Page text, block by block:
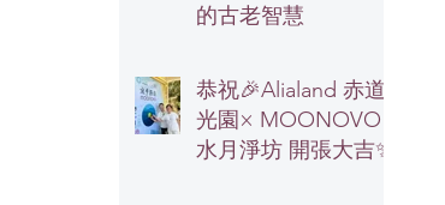
的古老智慧
恭祝🎉Alialand 赤道
光園× MOONOVO
水月淨坊 開張大吉✨